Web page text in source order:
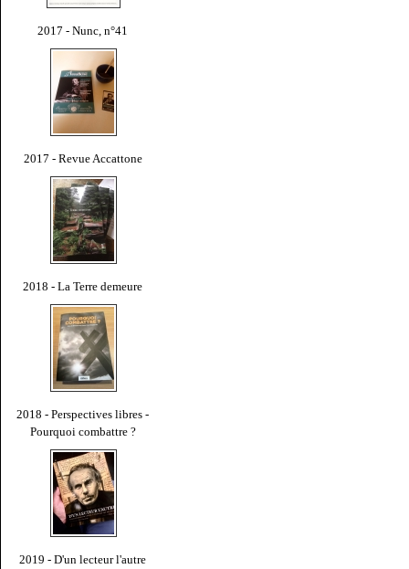
2017 - Nunc, n°41
2017 - Revue Accattone
2018 - La Terre demeure
2018 - Perspectives libres -
Pourquoi combattre ?
2019 - D'un lecteur l'autre